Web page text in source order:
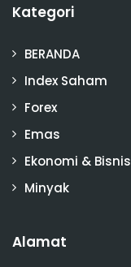
Kategori
BERANDA
Index Saham
Forex
Emas
Ekonomi & Bisnis
Minyak
Alamat